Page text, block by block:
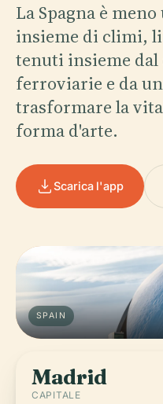
La Spagna è
insieme di climi,
tenuti insieme dal
ferroviarie e da
trasformare la
forma d'arte.
Scarica l'app
SPAIN
Madrid
CAPITALE